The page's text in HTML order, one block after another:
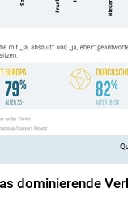
dominierende